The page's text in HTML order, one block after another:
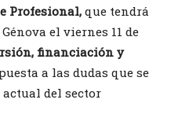
Profesional, que tendrá
el viernes 11 de
financiación y
a las dudas que se
del sector